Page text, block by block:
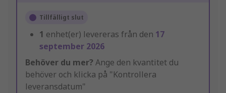
Tillfälligt slut
1 enhet(er) levereras från den 17
september 2026
Behöver du mer? Ange den kvantitet du
behöver och klicka på "Kontrollera
leveransdatum"